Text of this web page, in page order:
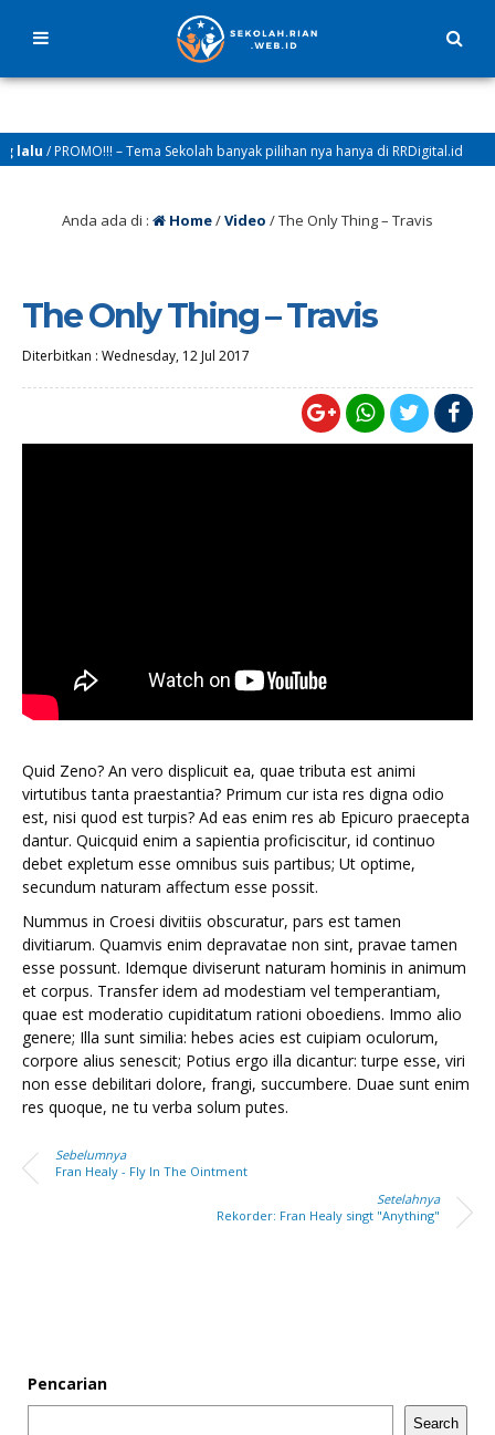
/ PROMO!!! – Tema Sekolah banyak pilihan nya hanya di RRDigital.id
Anda ada di : Home/Video /The Only Thing – Travis
The Only Thing – Travis
Diterbitkan : Wednesday, 12 Jul 2017
Quid Zeno? An vero displicuit ea, quae tributa est animi
virtutibus tanta praestantia? Primum cur ista res digna odio
est, nisi quod est turpis? Ad eas enim res ab Epicuro praecepta
dantur. Quicquid enim a sapientia proficiscitur, id continuo
debet expletum esse omnibus suis partibus; Ut optime,
secundum naturam affectum esse possit.
Nummus in Croesi divitiis obscuratur, pars est tamen
divitiarum. Quamvis enim depravatae non sint, pravae tamen
esse possunt. Idemque diviserunt naturam hominis in animum
et corpus. Transfer idem ad modestiam vel temperantiam,
quae est moderatio cupiditatum rationi oboediens. Immo alio
genere; Illa sunt similia: hebes acies est cuipiam oculorum,
corpore alius senescit; Potius ergo illa dicantur: turpe esse, viri
non esse debilitari dolore, frangi, succumbere. Duae sunt enim
res quoque, ne tu verba solum putes.
Sebelumnya
Fran Healy - Fly In The Ointment
Setelahnya
Rekorder: Fran Healy singt "Anything"
Pencarian
Search